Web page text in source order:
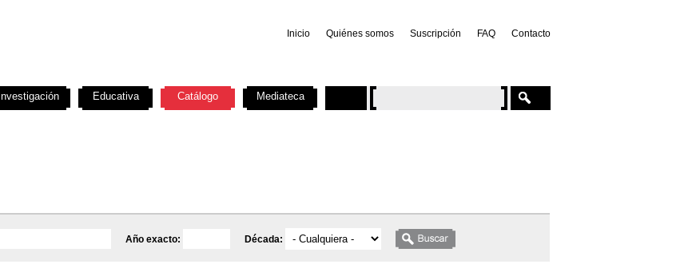
Inicio Quiénes somos Suscripción FAQ Contacto
Año exacto: Década:
Investigación Educativa Catálogo Mediateca